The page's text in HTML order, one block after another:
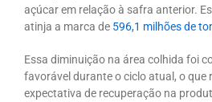
açúcar em relação à safra anterior.
atinja a marca de 596,1 milhões de
Essa diminuição na área colhida foi
favorável durante o ciclo atual, o que
expectativa de recuperação na